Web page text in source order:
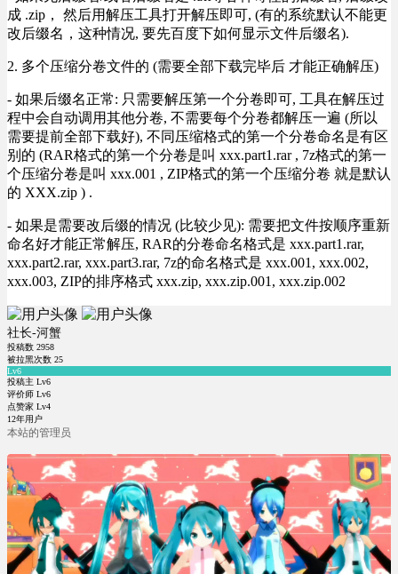
成 .zip， 然后用解压工具打开解压即可, (有的系统默认不能更
改后缀名，这种情况, 要先百度下如何显示文件后缀名).
2. 多个压缩分卷文件的 (需要全部下载完毕后 才能正确解压)
- 如果后缀名正常: 只需要解压第一个分卷即可, 工具在解压过
程中会自动调用其他分卷, 不需要每个分卷都解压一遍 (所以
需要提前全部下载好), 不同压缩格式的第一个分卷命名是有区
别的 (RAR格式的第一个分卷是叫 xxx.part1.rar , 7z格式的第一
个压缩分卷是叫 xxx.001 , ZIP格式的第一个压缩分卷 就是默认
的 XXX.zip ) .
- 如果是需要改后缀的情况 (比较少见): 需要把文件按顺序重新
命名好才能正常解压, RAR的分卷命名格式是 xxx.part1.rar,
xxx.part2.rar, xxx.part3.rar, 7z的命名格式是 xxx.001, xxx.002,
xxx.003, ZIP的排序格式 xxx.zip, xxx.zip.001, xxx.zip.002
社长-河蟹
投稿数 2958
被拉黑次数 25
Lv6
投稿主 Lv6
评价师 Lv6
点赞家 Lv4
12年用户
本站的管理员